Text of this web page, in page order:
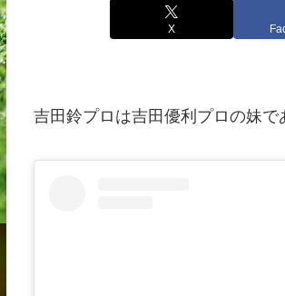
X
吉田鈴プロは吉田優利プロの妹で